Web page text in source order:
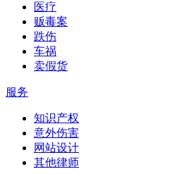
医疗
贩毒案
跌伤
车祸
卖假货
服务
知识产权
意外伤害
网站设计
其他律师